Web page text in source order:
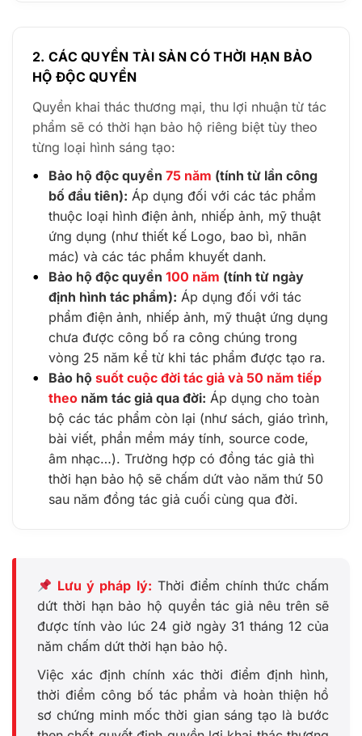
2. CÁC QUYỀN TÀI SẢN CÓ THỜI HẠN BẢO
HỘ ĐỘC QUYỀN
Quyền khai thác thương mại, thu lợi nhuận từ tác
phẩm sẽ có thời hạn bảo hộ riêng biệt tùy theo
từng loại hình sáng tạo:
Bảo hộ độc quyền 75 năm (tính từ lần công
bố đầu tiên): Áp dụng đối với các tác phẩm
thuộc loại hình điện ảnh, nhiếp ảnh, mỹ thuật
ứng dụng (như thiết kế Logo, bao bì, nhãn
mác) và các tác phẩm khuyết danh.
Bảo hộ độc quyền 100 năm (tính từ ngày
định hình tác phẩm): Áp dụng đối với tác
phẩm điện ảnh, nhiếp ảnh, mỹ thuật ứng dụng
chưa được công bố ra công chúng trong
vòng 25 năm kể từ khi tác phẩm được tạo ra.
Bảo hộ suốt cuộc đời tác giả và 50 năm tiếp
theo năm tác giả qua đời: Áp dụng cho toàn
bộ các tác phẩm còn lại (như sách, giáo trình,
bài viết, phần mềm máy tính, source code,
âm nhạc…). Trường hợp có đồng tác giả thì
thời hạn bảo hộ sẽ chấm dứt vào năm thứ 50
sau năm đồng tác giả cuối cùng qua đời.
Lưu ý pháp lý: Thời điểm chính thức chấm
dứt thời hạn bảo hộ quyền tác giả nêu trên sẽ
được tính vào lúc 24 giờ ngày 31 tháng 12 của
năm chấm dứt thời hạn bảo hộ.
Việc xác định chính xác thời điểm định hình,
thời điểm công bố tác phẩm và hoàn thiện hồ
sơ chứng minh mốc thời gian sáng tạo là bước